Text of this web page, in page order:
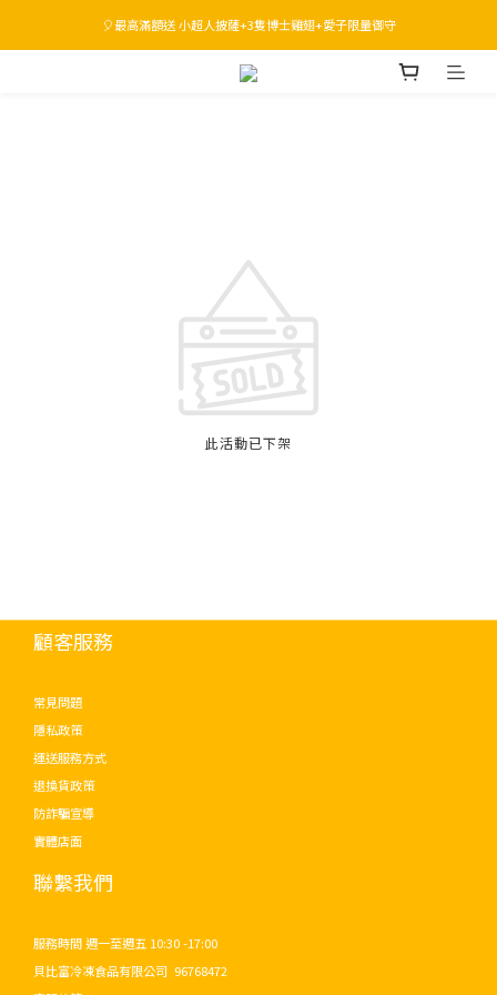
運費主廚出 🛻  指定品現省千元起
🎈最高滿額送 小超人披薩+3隻博士雞翅+愛子限量御守
運費主廚出 🛻  指定品現省千元起
此活動已下架
顧客服務
常見問題
隱私政策
運送服務方式
退換貨政策
防詐騙宣導
實體店面
聯繫我們
服務時間 週一至週五 10:30 -17:00
貝比富冷凍食品有限公司 96768472